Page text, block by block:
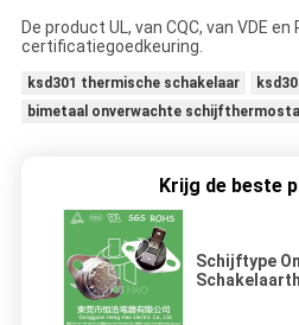
De product UL, van CQC, van VDE en
certificatiegoedkeuring.
ksd301 thermische schakelaar
bimetaal onverwachte
Krijg de beste
Schijftype